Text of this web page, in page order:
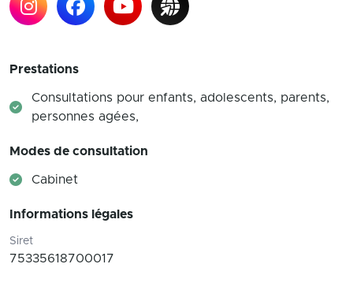
Prestations
Consultations pour enfants, adolescents, parents,
personnes agées,
Modes de consultation
Cabinet
Informations légales
Siret
75335618700017